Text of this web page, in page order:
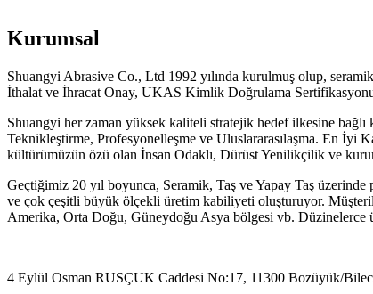
Kurumsal
Shuangyi Abrasive Co., Ltd 1992 yılında kurulmuş olup,
İthalat ve İhracat Onay, UKAS Kimlik Doğrulama
Shuangyi her zaman yüksek kaliteli stratejik hedef ilkesine
Teknikleştirme, Profesyonelleşme ve Uluslararasılaşma. En İyi
kültürümüzün özü olan İnsan Odaklı, Dürüst Yenilikçilik ve
Geçtiğimiz 20 yıl boyunca, Seramik, Taş ve Yapay Taş
ve çok çeşitli büyük ölçekli üretim kabiliyeti oluşturuyor.
Amerika, Orta Doğu, Güneydoğu Asya bölgesi vb. Düzinelerce
4 Eylül Osman RUSÇUK Caddesi No:17, 11300 Bozüyük/